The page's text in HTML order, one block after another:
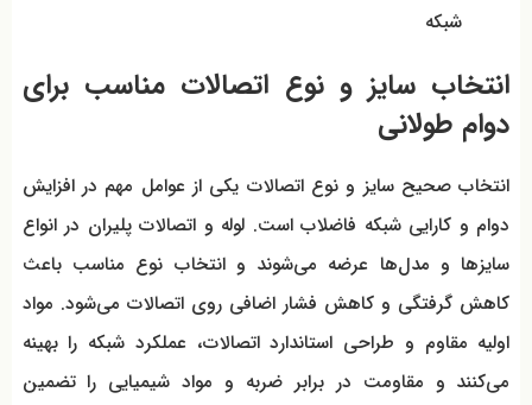
شبکه
انتخاب سایز و نوع اتصالات مناسب برای
دوام طولانی
انتخاب صحیح سایز و نوع اتصالات یکی از عوامل مهم در افزایش
دوام و کارایی شبکه فاضلاب است. لوله و اتصالات پلیران در انواع
سایزها و مدل‌ها عرضه می‌شوند و انتخاب نوع مناسب باعث
کاهش گرفتگی و کاهش فشار اضافی روی اتصالات می‌شود. مواد
اولیه مقاوم و طراحی استاندارد اتصالات، عملکرد شبکه را بهینه
می‌کنند و مقاومت در برابر ضربه و مواد شیمیایی را تضمین